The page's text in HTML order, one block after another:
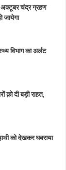
अक्टूबर चंद्र ग्रहण
विभाग का अर्लट
क़ो दी बड़ी राहत,
को देखकर घबराया